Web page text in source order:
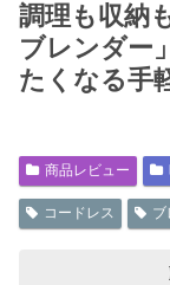
調理も収納
ブレンダー
たくなる手
商品レビュー
コードレス ブ